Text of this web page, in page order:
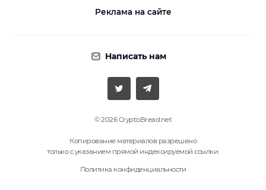
Реклама на сайте
Написать нам
© 2026 CryptoBread.net
Копирование материалов разрешено
только с указанием прямой индексируемой ссылки.
Политика конфиденциальности